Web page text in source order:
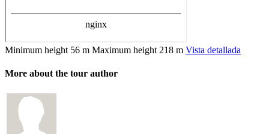
Minimum height 56 m Maximum height 218 m Vista detallada
More about the tour author